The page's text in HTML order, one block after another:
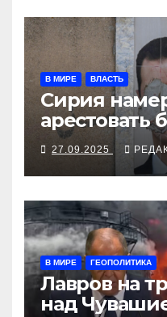
В МИРЕ ВЛАСТЬ
Сирия
арестовать
Москву экс-
27.09.2025
В МИРЕ ГЕОПОЛИТИКА
Лавров на
над